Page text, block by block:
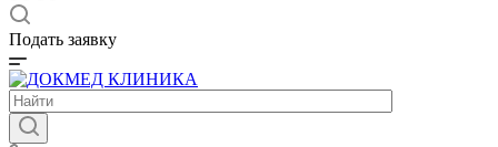
Подать заявку